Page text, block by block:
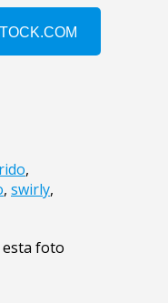
,
, swirly,
foto